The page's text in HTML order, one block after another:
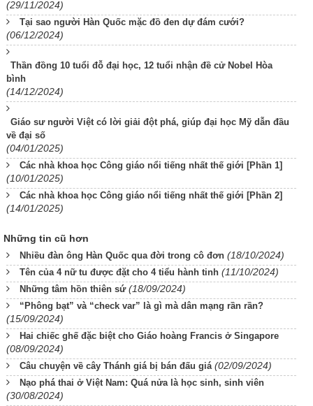
(29/11/2024)
Tại sao người Hàn Quốc mặc đồ đen dự đám cưới?
(06/12/2024)
Thần đồng 10 tuổi đỗ đại học, 12 tuổi nhận đề cử Nobel Hòa
bình
(14/12/2024)
Giáo sư người Việt có lời giải đột phá, giúp đại học Mỹ dẫn đầu
về đại số
(04/01/2025)
Các nhà khoa học Công giáo nổi tiếng nhất thế giới [Phần 1]
(10/01/2025)
Các nhà khoa học Công giáo nổi tiếng nhất thế giới [Phần 2]
(14/01/2025)
Những tin cũ hơn
Nhiều đàn ông Hàn Quốc qua đời trong cô đơn (18/10/2024)
Tên của 4 nữ tu được đặt cho 4 tiểu hành tinh (11/10/2024)
Những tâm hồn thiên sứ (18/09/2024)
“Phông bạt” và “check var” là gì mà dân mạng rần rần?
(15/09/2024)
Hai chiếc ghế đặc biệt cho Giáo hoàng Francis ở Singapore
(08/09/2024)
Câu chuyện về cây Thánh giá bị bán đấu giá (02/09/2024)
Nạo phá thai ở Việt Nam: Quá nửa là học sinh, sinh viên
(30/08/2024)